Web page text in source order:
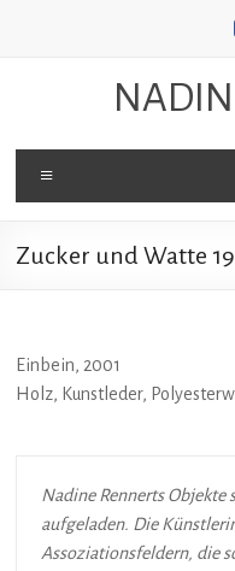
Zucker und Watte
Einbein, 2001
Holz, Kunstleder,
Nadine Rennerts
aufgeladen. Die
Assoziationsfeldern, die